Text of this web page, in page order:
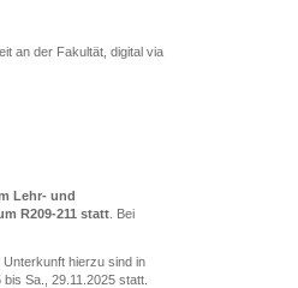
an der Fakultät, digital via
Lehr- und
R209-211 statt. Bei
hierzu sind in
Sa., 29.11.2025 statt.